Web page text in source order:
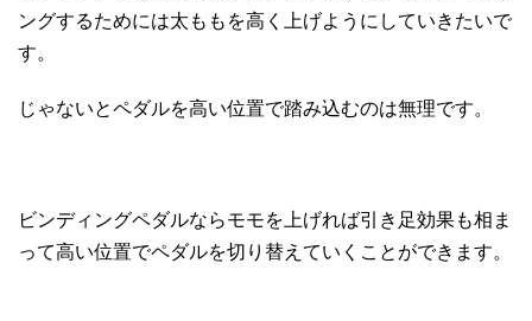
ングするためには太ももを高く上げようにしていきたいで
す。
じゃないとペダルを高い位置で踏み込むのは無理です。
ビンディングペダルならモモを上げれば引き足効果も相ま
って高い位置でペダルを切り替えていくことができます。